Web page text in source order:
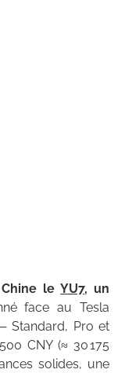
leYU7, un
face au Tesla
Standard, Pro et
CNY (≈ 30 175
solides, une